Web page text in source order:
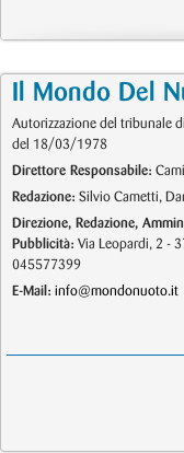
Il Mondo Del
Autorizzazione del tribunale
del 18/03/1978
Direttore Responsabile:
Redazione: Silvio Cametti,
Direzione, Redazione,
Pubblicità: Via Leopardi, 2 -
045577399
E-Mail: info@mondonuoto.it